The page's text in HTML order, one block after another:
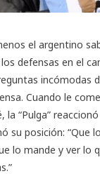
el argentino
defensas en el
incómodas
Cuando le
la “Pulga”
su posición: “Que
lo mande y ver lo